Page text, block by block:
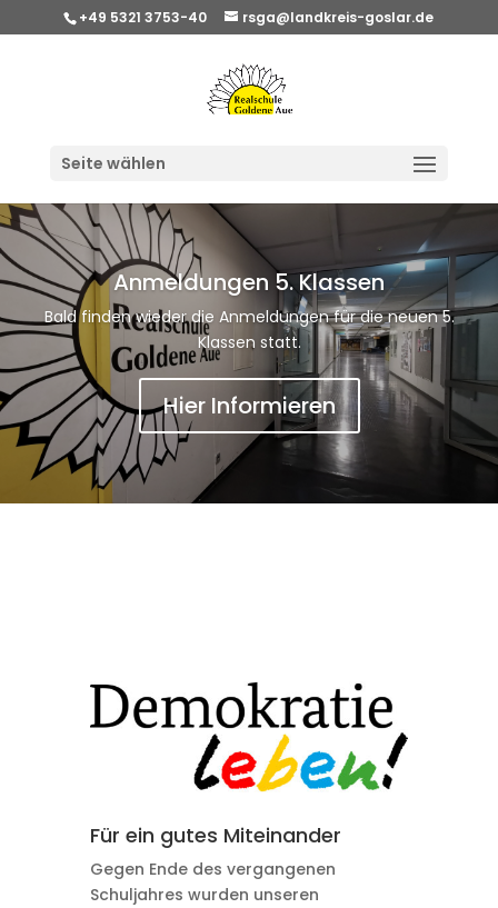
+49 5321 3753-40 rsga@landkreis-goslar.de
Seite wählen
Anmeldungen 5. Klassen
Bald finden wieder die Anmeldungen für die neuen 5.
Klassen statt.
Hier Informieren
Für ein gutes Miteinander
Gegen Ende des vergangenen
Schuljahres wurden unseren